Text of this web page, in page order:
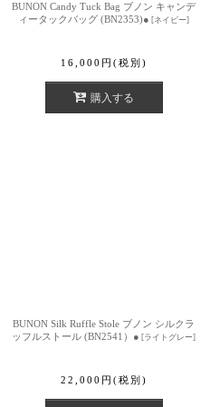
BUNON Candy Tuck Bag ブノン キャンデ
ィータックバッグ (BN2353)● [ネイビー]
16,000 円 (税別)
購入する
BUNON Silk Ruffle Stole ブノン シルクラ
ッフルストール (BN2541）● [ライトグレー]
22,000 円 (税別)